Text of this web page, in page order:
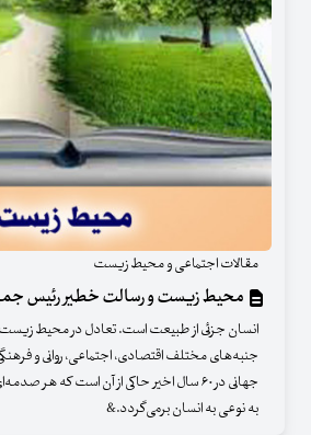
مقالات اجتماعی و محیط زیست
محیط زیست و رسالت خطیر رئیس
انسان جزئی از طبیعت است. تعادل در محیط
جنبه‌های مختلف اقتصادی، اجتماعی، روانی و
جهانی در ۶۰ سال اخیر حاکی از آن است که هر
به نوعی به انسان برمی‌گردد.&